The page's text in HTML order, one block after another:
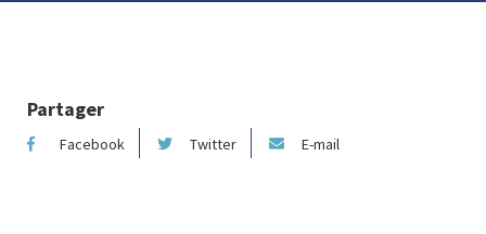
Partager
Facebook Twitter E-mail